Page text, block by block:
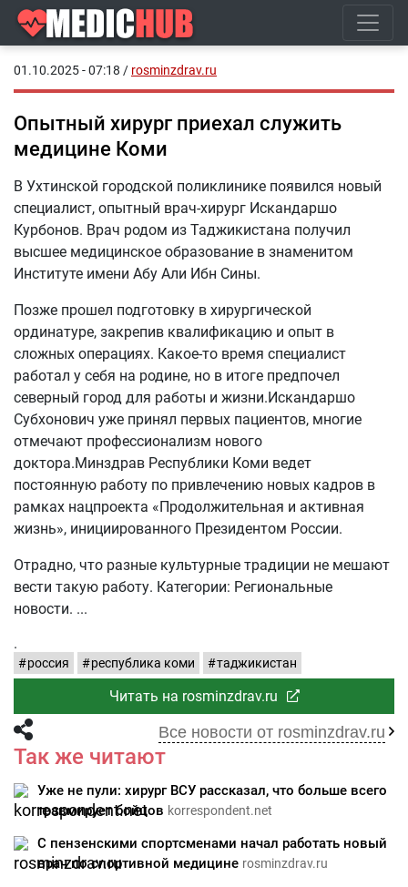
01.10.2025 - 07:18 / rosminzdrav.ru
Опытный хирург приехал служить
медицине Коми
В Ухтинской городской поликлинике появился новый
специалист, опытный врач-хирург Искандаршо
Курбонов. Врач родом из Таджикистана получил
высшее медицинское образование в знаменитом
Институте имени Абу Али Ибн Сины.
Позже прошел подготовку в хирургической
ординатуре, закрепив квалификацию и опыт в
сложных операциях. Какое-то время специалист
работал у себя на родине, но в итоге предпочел
северный город для работы и жизни.Искандаршо
Субхонович уже принял первых пациентов, многие
отмечают профессионализм нового
доктора.Минздрав Республики Коми ведет
постоянную работу по привлечению новых кадров в
рамках нацпроекта «Продолжительная и активная
жизнь», инициированного Президентом России.
Отрадно, что разные культурные традиции не мешают
вести такую работу. Категории: Региональные
новости.
.
россия республика коми таджикистан
Читать на rosminzdrav.ru
Все новости от rosminzdrav.ru
Так же читают
Уже не пули: хирург ВСУ рассказал, что больше всего
травмирует бойцов korrespondent.net
С пензенскими спортсменами начал работать новый
врач по спортивной медицине rosminzdrav.ru